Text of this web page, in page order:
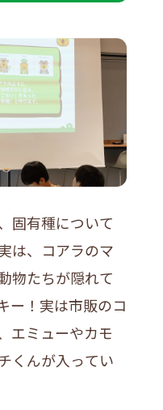
固有種について
は、コアラのマ
物たちが隠れて
ー！実は市販のコ
エミューやカモ
くんが入ってい